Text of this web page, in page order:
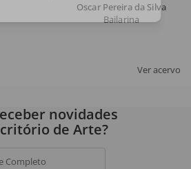
Oscar Pereira da Silva
Bailarina
Ver acervo
com a nossa política de privacidade
novidades
de Arte?
Completo